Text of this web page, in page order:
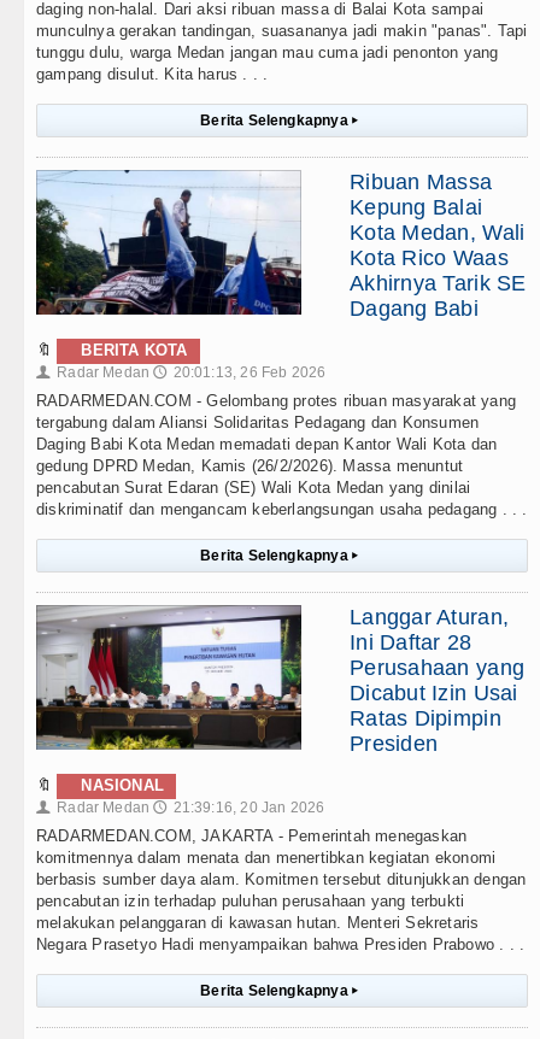
daging non-halal. Dari aksi ribuan massa di Balai Kota sampai
munculnya gerakan tandingan, suasananya jadi makin "panas". Tapi
tunggu dulu, warga Medan jangan mau cuma jadi penonton yang
gampang disulut. Kita harus . . .
Berita Selengkapnya ▸
Ribuan Massa
Kepung Balai
Kota Medan, Wali
Kota Rico Waas
Akhirnya Tarik SE
Dagang Babi
🔖 BERITA KOTA
👤 Radar Medan 🕔 20:01:13, 26 Feb 2026
RADARMEDAN.COM - Gelombang protes ribuan masyarakat yang
tergabung dalam Aliansi Solidaritas Pedagang dan Konsumen
Daging Babi Kota Medan memadati depan Kantor Wali Kota dan
gedung DPRD Medan, Kamis (26/2/2026). Massa menuntut
pencabutan Surat Edaran (SE) Wali Kota Medan yang dinilai
diskriminatif dan mengancam keberlangsungan usaha pedagang . . .
Berita Selengkapnya ▸
Langgar Aturan,
Ini Daftar 28
Perusahaan yang
Dicabut Izin Usai
Ratas Dipimpin
Presiden
🔖 NASIONAL
👤 Radar Medan 🕔 21:39:16, 20 Jan 2026
RADARMEDAN.COM, JAKARTA - Pemerintah menegaskan
komitmennya dalam menata dan menertibkan kegiatan ekonomi
berbasis sumber daya alam. Komitmen tersebut ditunjukkan dengan
pencabutan izin terhadap puluhan perusahaan yang terbukti
melakukan pelanggaran di kawasan hutan. Menteri Sekretaris
Negara Prasetyo Hadi menyampaikan bahwa Presiden Prabowo . . .
Berita Selengkapnya ▸